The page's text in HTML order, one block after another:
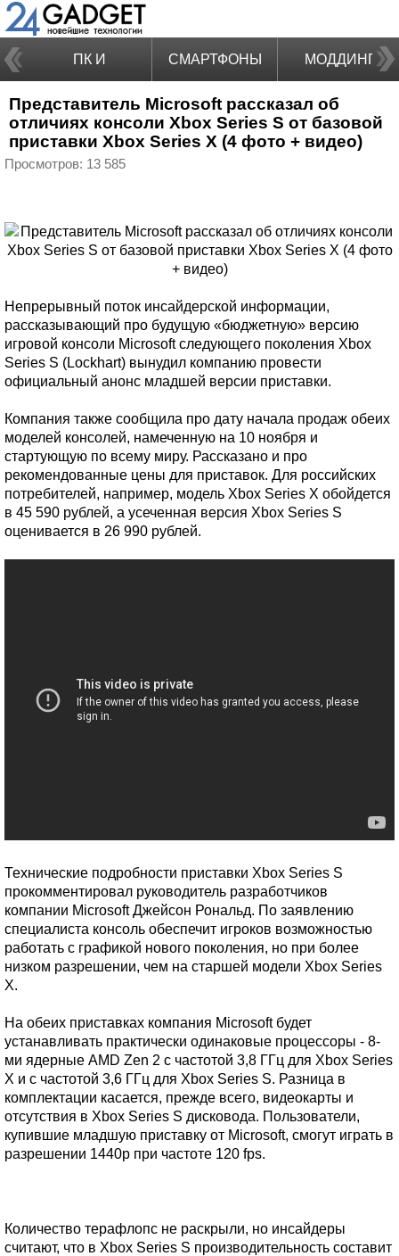
ПК И
НОУТБУКИ
СМАРТФОНЫ МОДДИНГ
Представитель Microsoft рассказал об
отличиях консоли Xbox Series S от базовой
приставки Xbox Series X (4 фото + видео)
Просмотров: 13 585
Непрерывный поток инсайдерской информации,
рассказывающий про будущую «бюджетную» версию
игровой консоли Microsoft следующего поколения Xbox
Series S (Lockhart) вынудил компанию провести
официальный анонс младшей версии приставки.
Компания также сообщила про дату начала продаж обеих
моделей консолей, намеченную на 10 ноября и
стартующую по всему миру. Рассказано и про
рекомендованные цены для приставок. Для российских
потребителей, например, модель Xbox Series Х обойдется
в 45 590 рублей, а усеченная версия Xbox Series S
оценивается в 26 990 рублей.
Технические подробности приставки Xbox Series S
прокомментировал руководитель разработчиков
компании Microsoft Джейсон Рональд. По заявлению
специалиста консоль обеспечит игроков возможностью
работать с графикой нового поколения, но при более
низком разрешении, чем на старшей модели Xbox Series
Х.
На обеих приставках компания Microsoft будет
устанавливать практически одинаковые процессоры - 8-
ми ядерные AMD Zen 2 с частотой 3,8 ГГц для Xbox Series
Х и с частотой 3,6 ГГц для Xbox Series S. Разница в
комплектации касается, прежде всего, видеокарты и
отсутствия в Xbox Series S дисковода. Пользователи,
купившие младшую приставку от Microsoft, смогут играть в
разрешении 1440р при частоте 120 fps.
Количество терафлопс не раскрыли, но инсайдеры
считают, что в Xbox Series S производительность составит